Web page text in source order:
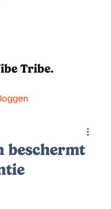
Tribe.
beschermt